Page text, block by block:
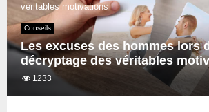
véritables motivations
Conseils
Les excuses des hommes lors
décryptage des véritables
1233